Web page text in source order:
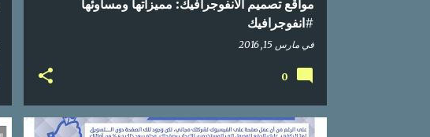
مواقع تصميم الانفوجرافيك: مميزاتها ومساوئها
#انفوجرافيك
فيمارس 15, 2016
0